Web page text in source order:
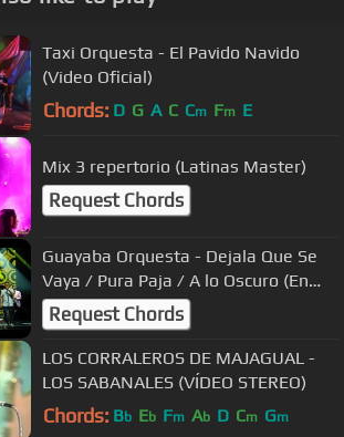
Taxi Orquesta - El Pavido Navido
(Video Oficial)
Chords: D G A C Cm Fm E
Mix 3 repertorio (Latinas Master)
Request Chords
Guayaba Orquesta - Dejala Que Se
Vaya / Pura Paja / A lo Oscuro (En
Vivo)
Request Chords
LOS CORRALEROS DE MAJAGUAL -
LOS SABANALES (VÍDEO STEREO)
Chords: Bb Eb Fm Ab D Cm Gm